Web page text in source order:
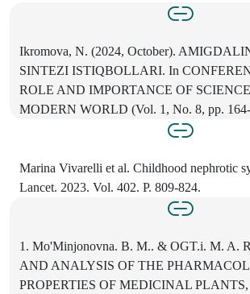
Ikromova, N. (2024, October).
SINTEZI ISTIQBOLLARI. In
ROLE AND IMPORTANCE OF
MODERN WORLD (Vol. 1, No. 8, pp.
Marina Vivarelli et al. Childhood nephrotic
Lancet. 2023. Vol. 402. P. 809-824.
1. Mo'Minjonovna. В. M.. & OGT.i. M. A.
AND ANALYSIS OF THE
PROPERTIES OF MEDICINAL